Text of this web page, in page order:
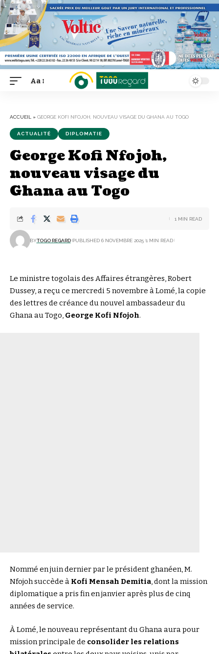
Font
Aa
ACCUEIL » GEORGE KOFI NFOJOH, NOUVEAU VISAGE DU GHANA AU TOGO
ACTUALITÉ DIPLOMATIE
George Kofi Nfojoh,
nouveau visage du
Ghana au Togo
BYTOGO REGARD PUBLISHED 6 NOVEMBRE 2025 1 MIN READ
1 MIN READ
Le ministre togolais des Affaires étrangères, Robert
Dussey, a reçu ce mercredi 5 novembre à Lomé, la copie
des lettres de créance du nouvel ambassadeur du
Ghana au Togo, George Kofi Nfojoh.
Nommé en juin dernier par le président ghanéen, M.
Nfojoh succède à Kofi Mensah Demitia, dont la mission
diplomatique a pris fin en janvier après plus de cinq
années de service.
À Lomé, le nouveau représentant du Ghana aura pour
mission principale de consolider les relations